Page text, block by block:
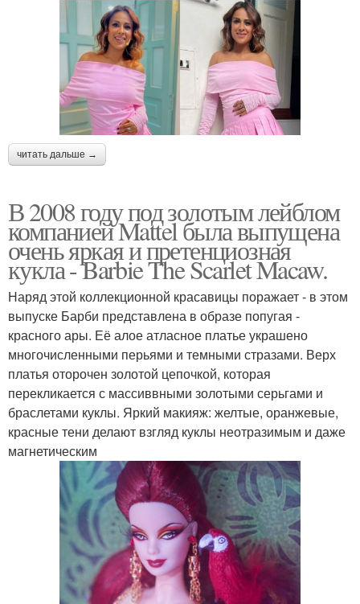
читать дальше →
В 2008 году под золотым лейблом
компанией Mattel была выпущена
очень яркая и претенциозная
кукла - Barbie The Scarlet Macaw.
Наряд этой коллекционной красавицы поражает - в этом
выпуске Барби представлена в образе попугая -
красного ары. Её алое атласное платье украшено
многочисленными перьями и темными стразами. Верх
платья оторочен золотой цепочкой, которая
перекликается с массиввными золотыми серьгами и
браслетами куклы. Яркий макияж: желтые, оранжевые,
красные тени делают взгляд куклы неотразимым и даже
магнетическим